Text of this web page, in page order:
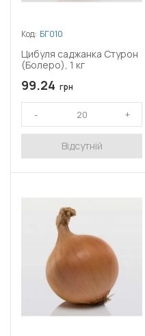
Код: БГ010
Цибуля саджанка Стурон
(Болеро), 1 кг
99.24 грн
Відсутній